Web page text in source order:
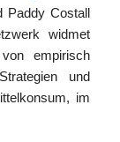
Paddy Costall
widmet
empirisch
und
im